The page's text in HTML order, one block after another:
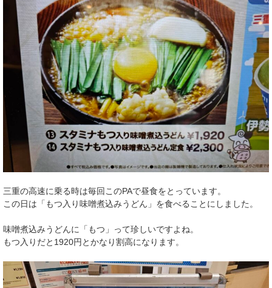
三重の高速に乗る時は毎回このPAで昼食をとっています。
この日は「もつ入り味噌煮込みうどん」を食べることにしました。
味噌煮込みうどんに「もつ」って珍しいですよね。
もつ入りだと1920円とかなり割高になります。